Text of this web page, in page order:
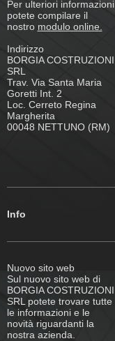
Per ulteriori informazioni
potete compilare il
nostro modulo online.
Indirizzo
BORGIA COSTRUZIONI
SRL
Trav. Via Santa Maria
Goretti Int. 2
Loc. Cerreto Regina
Margherita
00048 NETTUNO (RM)
Info
Nuovo sito web
Sul nuovo sito web di
BORGIA COSTRUZIONI
SRL potete trovare tutte
le informazioni e le
novità riguardanti la
nostra azienda.